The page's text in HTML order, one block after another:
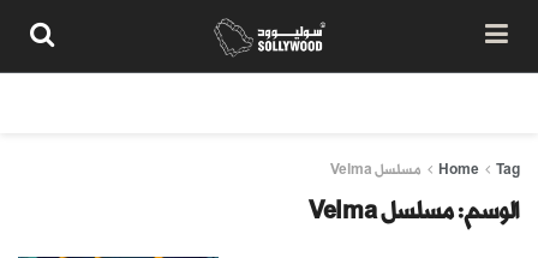
Home Tag مسلسل Velma
الوسم:مسلسل Velma